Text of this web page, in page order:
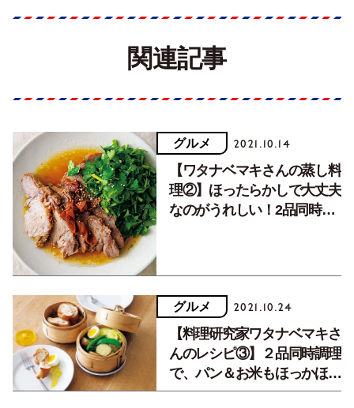
関連記事
グルメ 2021.10.14
【ワタナベマキさんの蒸し料
理②】ほったらかしで大丈夫
なのがうれしい！2品同時調
グルメ 2021.10.24
【料理研究家ワタナベマキさ
んのレシピ③】２品同時調理
で、パン＆お米もほっかほ
か！『せいろご飯』。